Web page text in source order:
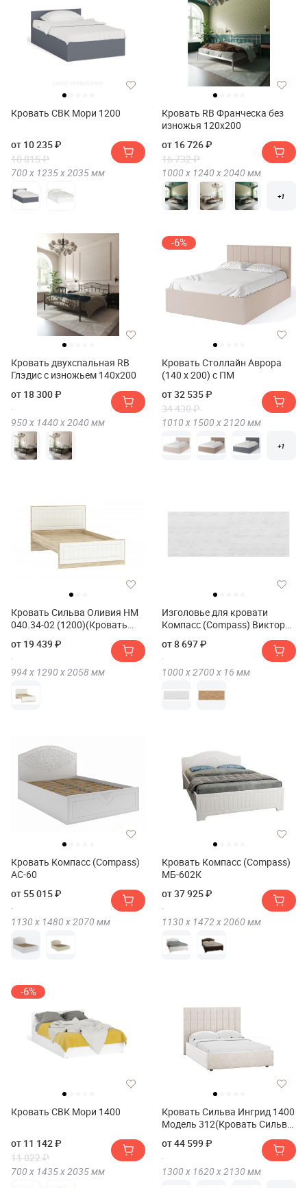
Кровать СВК Мори 1200
от 10 235 ₽
10 815 ₽
700 х 1235 х2035мм
Кровать RB Франческа без
изножья 120х200
от 16 726 ₽
16 732 ₽
1000 х 1240 х2040 мм
+1
Кровать двухспальная RB
Глэдис с изножьем 140х200
от 18 300 ₽
950 х 1440 х2040 мм
-6%
Кровать Столлайн Аврора
(140 х 200) с ПМ
от 32 535 ₽
34 430 ₽
1010 х 1500 х2120 мм
+1
Кровать Сильва Оливия НМ
040.34-02 (1200)(Кровать
Сильва Оливия НМ 040.34-02
(1200))
от 19 439 ₽
994 х 1290 х2058мм
Изголовье для кровати
Компасс (Compass) Виктория
от 8 697 ₽
1000 х2700 х 16 мм
Кровать Компасс (Compass)
АС-60
от 55 015 ₽
1130 х 1480 х2070 мм
Кровать Компасс (Compass)
МБ-602К
от 37 925 ₽
1130 х 1472 х2060 мм
-6%
Кровать СВК Мори 1400
от 11 142 ₽
11 822 ₽
700 х 1435 х 2035мм
Кровать Сильва Ингрид 1400
Модель 312(Кровать Сильва
от 44 599 ₽
1300 х 1620 х 2130 мм